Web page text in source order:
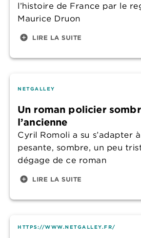
l’histoire de France par le
Maurice Druon
add_circle LIRE LA SUITE
NETGALLEY
Un roman policier
l’ancienne
Cyril Romoli a su s’adapter
pesante, sombre, un peu
dégage de ce roman
add_circle LIRE LA SUITE
HTTPS://WWW.NETGALLEY.FR/